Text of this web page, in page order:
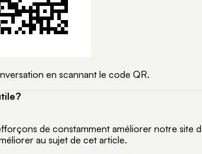
en scannant le code QR.
de constamment améliorer notre site
au sujet de cet article.